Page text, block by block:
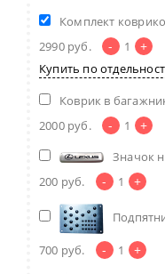
Комплект
2990 руб. - 1 +
Купить по
Коврик в
2000 руб. - 1 +
Значок
200 руб. - 1 +
700 руб. - 1 +